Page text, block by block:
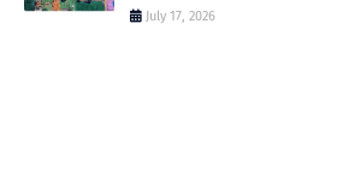
July 17, 2026